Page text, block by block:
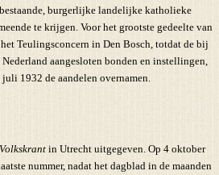
burgerlijke landelijke katholieke
te krijgen. Voor het grootste gedeelte van
Teulingsconcern in Den Bosch, totdat de bij
aangesloten bonden en instellingen,
1932 de aandelen overnamen.
in Utrecht uitgegeven. Op 4 oktober
nummer, nadat het dagblad in de maanden